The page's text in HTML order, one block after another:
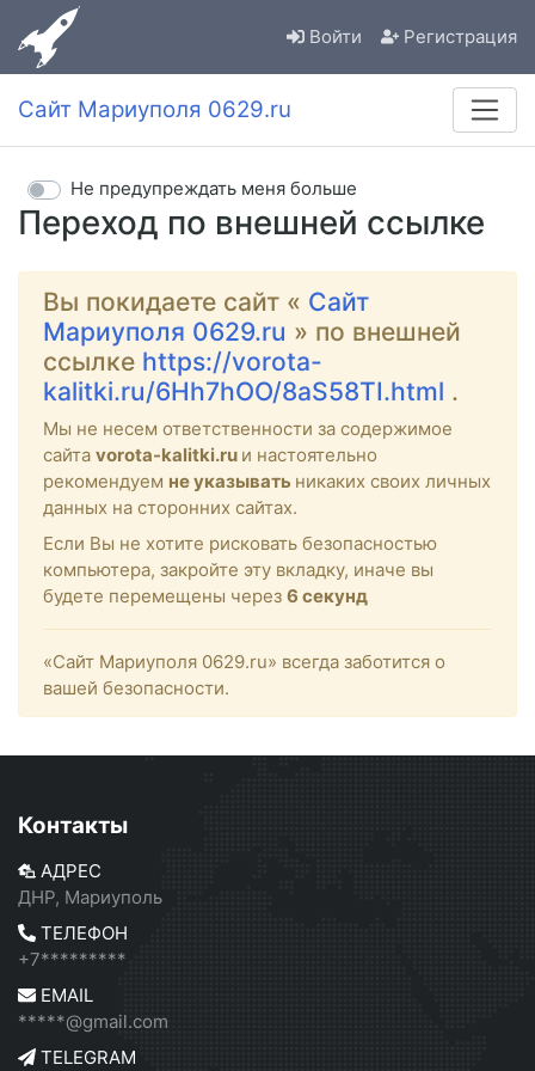
Войти Регистрация
Сайт Мариуполя 0629.ru
Переход по внешней ссылке
Не предупреждать меня больше
Вы покидаете сайт « Сайт
Мариуполя 0629.ru » по внешней
ссылке https://vorota-
kalitki.ru/6Hh7hOO/8aS58TI.html .
Мы не несем ответственности за содержимое
сайта vorota-kalitki.ru и настоятельно
рекомендуем не указывать никаких своих личных
данных на сторонних сайтах.
Если Вы не хотите рисковать безопасностью
компьютера, закройте эту вкладку, иначе вы
будете перемещены через 6 секунд
«Сайт Мариуполя 0629.ru» всегда заботится о
вашей безопасности.
Контакты
АДРЕС
ДНР, Мариуполь
ТЕЛЕФОН
+7*********
EMAIL
*****@gmail.com
TELEGRAM